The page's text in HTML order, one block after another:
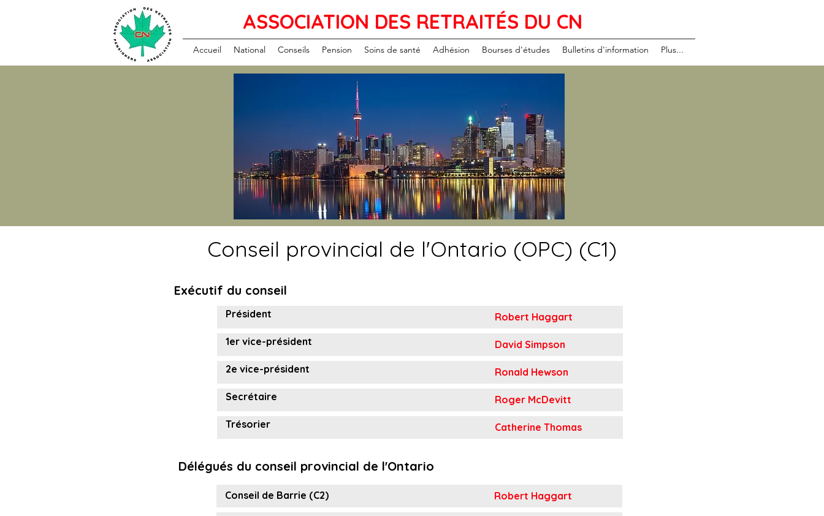
ASSOCIATION DES RETRAITÉS DU CN
Accueil National Conseils Pension Soins de santé Adhésion Bourses d'études Bulletins d'information Plus...
Conseil provincial de l'Ontario (OPC) (C1)
Exécutif du conseil
Président
Robert Haggart
1er vice-président
David Simpson
2e vice-président
Ronald Hewson
Secrétaire
Roger McDevitt
Trésorier
Catherine Thomas
Délégués du conseil provincial de l'Ontario
Conseil de Barrie (C2) Robert Haggart